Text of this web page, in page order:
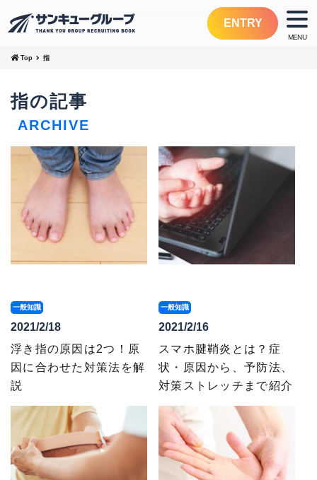
ENTRY
Top 指
指の記事
ARCHIVE
一般知識
2021/2/18
浮き指の原因は2つ！原
因に合わせた対策法を解
説
一般知識
2021/2/16
スマホ腱鞘炎とは？症
状・原因から、予防法、
対策ストレッチまで紹介